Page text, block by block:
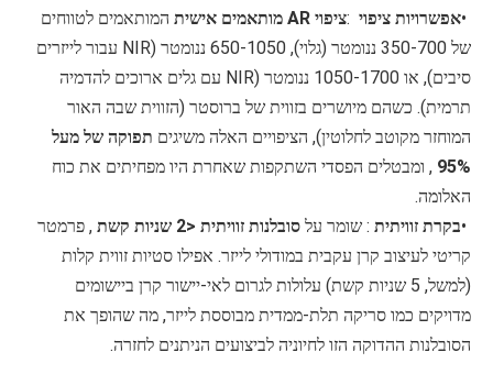
•אפשרויות ציפוי :ציפוי AR מותאמים אישית
המותאמים לטווחים
של 350-700 ננומטר (גלוי), 650-1050 ננומטר (NIR עבור לייזרים
סיבים), או 1050-1700 ננומטר (NIR עם גלים ארוכים להדמיה
תרמית). כשהם מיושרים בזווית של ברוסטר (הזווית שבה האור
המוחזר מקוטב לחלוטין), הציפויים האלה משיגים תפוקה של מעל
95% , ומבטלים הפסדי השתקפות שאחרת היו מפחיתים את כוח
האלומה.
•בקרת זוויתית : שומר על סובלנות זוויתית <2 שניות קשת
, פרמטר
קריטי לעיצוב קרן עקבית במודולי לייזר. אפילו סטיות זווית קלות
(למשל, 5 שניות קשת) עלולות לגרום לאי-יישור קרן ביישומים
מדויקים כמו סריקה תלת-ממדית מבוססת לייזר, מה שהופך את
הסובלנות ההדוקה הזו לחיוניה לביצועים הניתנים לחזרה.